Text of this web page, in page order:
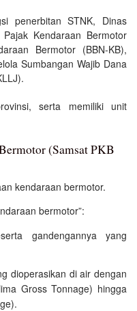
penerbitan STNK, Dinas
Kendaraan Bermotor
Bermotor (BBN-KB),
Sumbangan Wajib Dana
serta memiliki unit
(Samsat PKB
kendaraan bermotor.
bermotor”:
gandengannya yang
dioperasikan di air dengan
Gross Tonnage) hingga